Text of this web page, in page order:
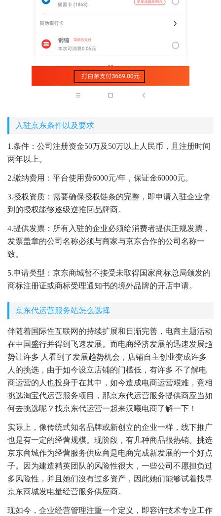
入驻京东条件以及要求
1.条件：公司注册资金50万及50万以上人民币，且注册时间
两年以上。
2.缴纳费用：平台使用费6000元/年，保证金60000元。
3.授权资质：需要确保授权链条的完整，即申请入驻企业拿
到的授权能够逐级逆推回品牌商。
4.提供发票：所有入驻的企业必须给消费者提供正规发票，
发票盖章的公司名称必须与商家与京东合作的公司名称一
致。
5.申请类型：京东商城暂不接受未取得国家商标总局颁发的
商标注册证或商标受理通知书的境外品牌的开店申请。
京东代运营服务站怎么选择
伴随着国际性互联网的持续扩展和日渐完善，电商主题活动
在中国盛行并得到飞速发展。而电商经济发展的迅速发展趋
势让许多 人看到了发展趋势机会，店铺自主创业变成许多
人的挑选，由于如今设立店铺的门槛低，有许多 不了解电
商运营的人也投身于在其中，如今造成电商运营艰难，竞相
挑选淘宝代运营服务项目，那京东代运营服务提供商应当如
何去挑选呢？找京东代运营一起来汉曦电商了解一下！
实际上，像传统式知名品牌或新创立的企业一样，线下推广
也是有一定的经营规模。现阶段，有几种商品很热销。挑选
京东商城作为经营服务供应商是电商完成新发展的一个好点
子。因为建造精英团队的风险性很大，一些公司不愿担负过
多风险性，并且她们沒有过多资产，因此她们能够试着找寻
京东商城发电量经营服务供应商。
现如今，企业经营管理注重一个定义，即容许技术专业工作